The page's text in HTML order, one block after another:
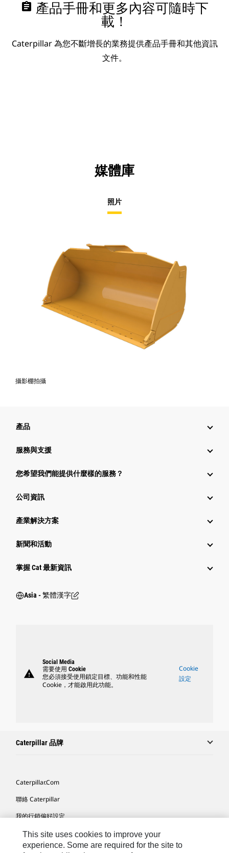
assignment 產品手冊和更多內容可隨時下
載！
Caterpillar 為您不斷增長的業務提供產品手冊和其他資訊
文件。
媒體庫
照片
攝影棚拍攝
產品
服務與支援
您希望我們能提供什麼樣的服務？
公司資訊
產業解決方案
新聞和活動
掌握 Cat 最新資訊
Asia - 繁體漢字
warning
Social Media
需要使用 Cookie
您必須接受使用鎖定目標、功能和性能
Cookie，才能啟用此功能。
Cookie
設定
Caterpillar 品牌
Caterpillar.com
聯絡 Caterpillar
我的行銷偏好設定
網站地圖
Cookie Settings
This site uses cookies to improve your
experience. Some are required for the site to